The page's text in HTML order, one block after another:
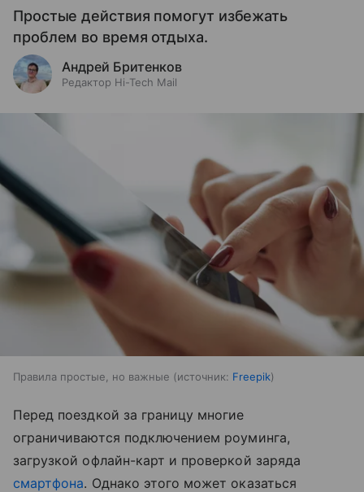
Простые действия помогут избежать
проблем во время отдыха.
Андрей Бритенков
Редактор Hi-Tech Mail
Правила простые, но важные источник: Freepik
Перед поездкой за границу многие
ограничиваются подключением роуминга,
загрузкой офлайн-карт и проверкой заряда
смартфона. Однако этого может оказаться